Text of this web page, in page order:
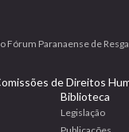
Fórum Paranaense de
de Direitos
Biblioteca
Legislação